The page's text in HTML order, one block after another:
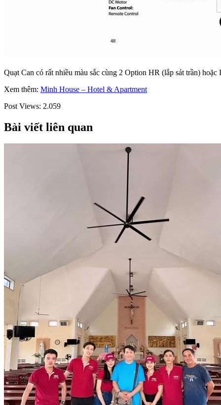
Quạt Can có rất nhiều màu sắc cùng 2 Option HR (lắp sát trần)
Xem thêm: Minh House – Hotel & Apartment
Post Views: 2.059
Bài viết liên quan